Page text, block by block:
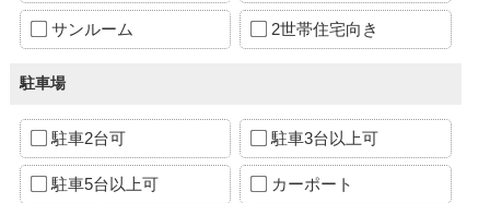
サンルーム 2世帯住宅向き
駐車場
駐車2台可 駐車3台以上可
駐車5台以上可 カーポート